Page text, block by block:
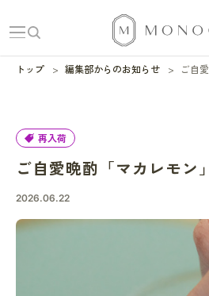
トップ 編集部からのお知らせ ご自
再入荷
ご自愛晩酌「マカレモン
2026.06.22